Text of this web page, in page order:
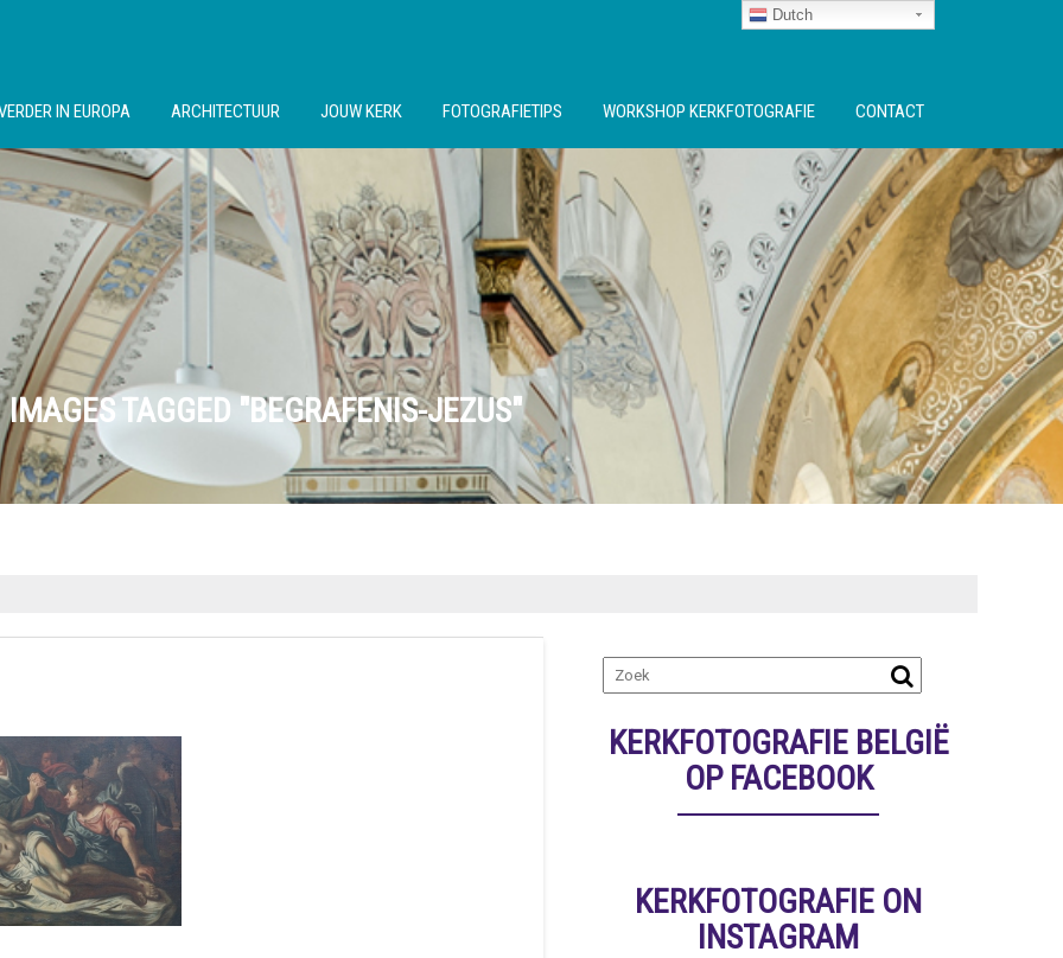
IN EUROPA ARCHITECTUUR JOUW KERK FOTOGRAFIETIPS WORKSHOP KERKFOTOGRAFIE CONTACT
IMAGES TAGGED "BEGRAFENIS-JEZUS"
KERKFOTOGRAFIE BELGIË
OP FACEBOOK
KERKFOTOGRAFIE ON
INSTAGRAM
Dutch